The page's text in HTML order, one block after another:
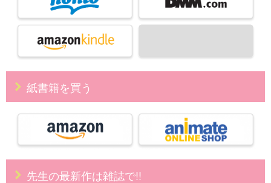
紙書籍を買う
先生の最新作は雑誌で!!